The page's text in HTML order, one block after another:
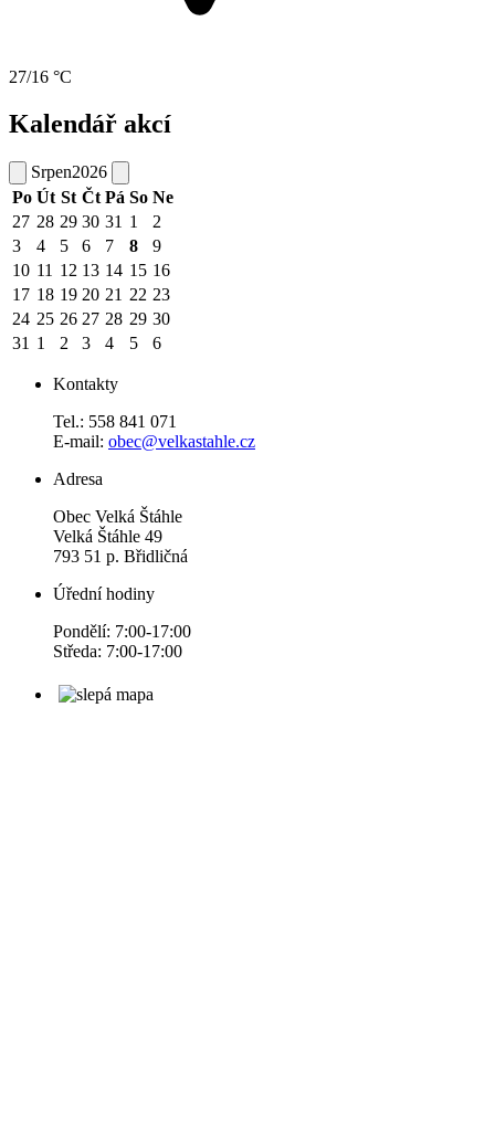
27/16 °C
Kalendář akcí
Srpen2026
Po Út St Čt Pá So Ne
27 28 29 30 31 1
2
3
4 5 6 7 8
9
10 11 12 13 14 15 16
17 18 19 20 21 22 23
24 25 26 27 28 29 30
31 1 2 3 4 5 6
Kontakty
Tel.: 558 841 071
E-mail: obec@velkastahle.cz
Adresa
Obec Velká Štáhle
Velká Štáhle 49
793 51 p. Břidličná
Úřední hodiny
Pondělí: 7:00-17:00
Středa: 7:00-17:00